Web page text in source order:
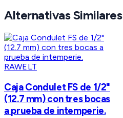
Alternativas Similares
RAWELT
Caja Condulet FS de 1/2"
(12.7 mm) con tres bocas
a prueba de intemperie.